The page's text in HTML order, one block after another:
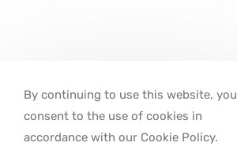
By continuing to use this website, you
consent to the use of cookies in
accordance with our Cookie Policy.